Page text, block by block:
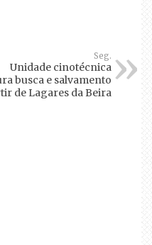
Seg.
Unidade cinotécnica
busca e salvamento
de Lagares da Beira